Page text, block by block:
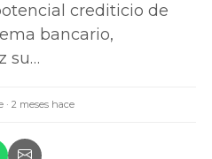
crediticio de
bancario,
su…
· 2 meses hace